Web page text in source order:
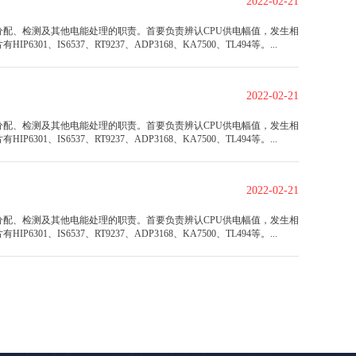
、检测及其他电能处理的职责。首要负责辨认CPU供电幅值，发生相
、IS6537、RT9237、ADP3168、KA7500、TL494等。...
2022-02-21
、检测及其他电能处理的职责。首要负责辨认CPU供电幅值，发生相
、IS6537、RT9237、ADP3168、KA7500、TL494等。...
2022-02-21
、检测及其他电能处理的职责。首要负责辨认CPU供电幅值，发生相
、IS6537、RT9237、ADP3168、KA7500、TL494等。...